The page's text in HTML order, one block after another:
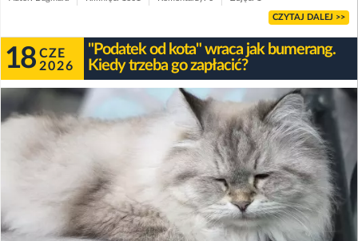
CZYTAJ DALEJ >>
18 CZE
2026
"Podatek od kota" wraca jak bumerang.
Kiedy trzeba go zapłacić?